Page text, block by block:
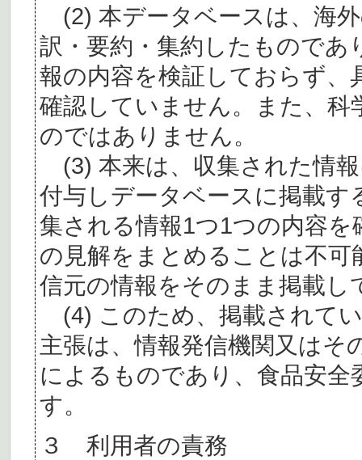
(2) 本データベースは、海
訳・要約・集約したものであ
報の内容を検証しておらず、
確認していません。また、
のではありません。
(3) 本来は、収集された情
付与しデータベースに掲載
集される情報1つ1つの内容
の見解をまとめることは不
信元の情報をそのまま掲載し
(4) このため、掲載されて
主張は、情報発信機関又はそ
によるものであり、食品安
す。
３ 利用者の責務